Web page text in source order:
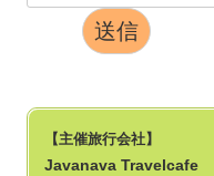
送信
【主催旅行会社】
Javanava Travelcafe